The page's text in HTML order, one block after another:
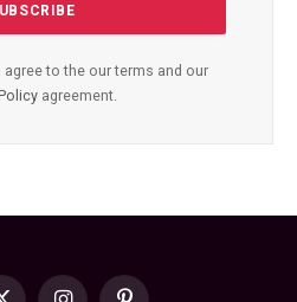
agree to the our terms and our
agreement.